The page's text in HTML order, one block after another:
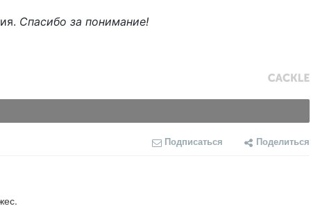
Спасибо за понимание!
Подписаться Поделиться
США", – рассуждает Ходжес.